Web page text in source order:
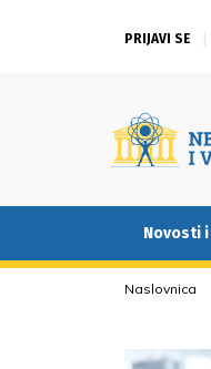
PRIJAVI SE
Novosti
Naslovnica